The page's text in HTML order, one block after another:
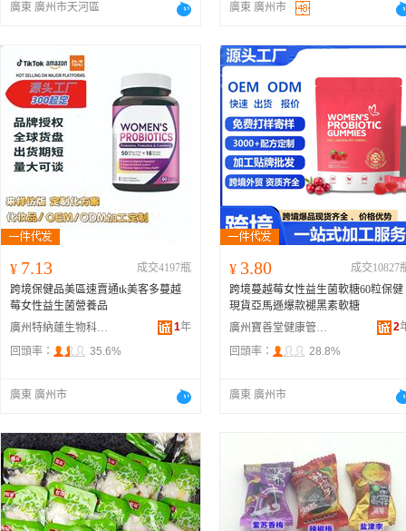
廣東 廣州市天河區 廣東 廣州市
¥ 7.13
成交4197瓶
跨境保健品美區速賣通tk美客多蔓越
莓女性益生菌營養品
廣州特納蓮生物科技有限公司
1年
回頭率：
35.6%
廣東 廣州市
¥ 3.80
成交10827
跨境蔓越莓女性益生菌軟糖60粒保健
現貨亞馬遜爆款褪黑素軟糖
廣州寶善堂健康管理有限公司
2
回頭率：
28.8%
廣東 廣州市